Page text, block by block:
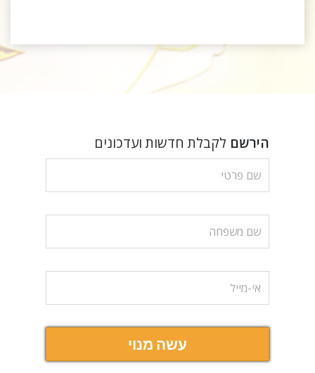
הירשם לקבלת חדשות ועדכונים
עשה מנוי